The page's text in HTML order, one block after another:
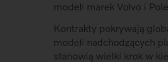
modeli marek Volvo i
Kontrakty pokrywają
modeli nadchodzących
stanowią wielki krok w